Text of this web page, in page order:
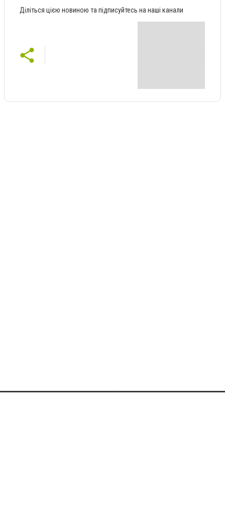
Діліться цією новиною та підписуйтесь на наші канали